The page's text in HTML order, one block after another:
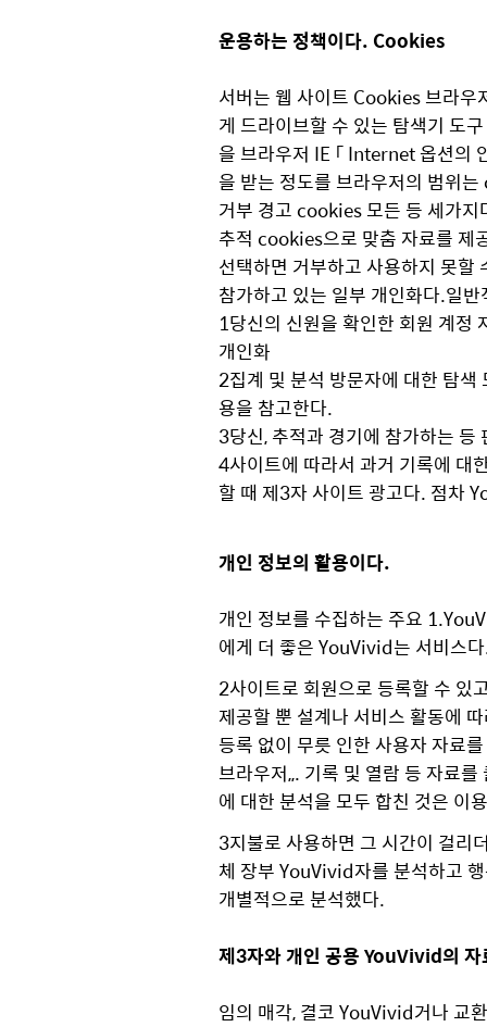
운용하는 정책이다. Cookies
서버는 웹 사이트 Cookies 브라우
게 드라이브할 수 있는 탐색기 도
을 브라우저 IE 「 Internet 옵션의
을 받는 정도를 브라우저의 범위
거부 경고 cookies 모든 등 세가
추적 cookies으로 맞춤 자료를 제
선택하면 거부하고 사용하지 못
참가하고 있는 일부 개인화다.일
1당신의 신원을 확인한 회원 계정
개인화
2집계 및 분석 방문자에 대한 탐
용을 참고한다.
3당신, 추적과 경기에 참가하는
4사이트에 따라서 과거 기록에 대
할 때 제3자 사이트 광고다. 점차
개인 정보의 활용이다.
개인 정보를 수집하는 주요
에게 더 좋은 YouVivid는 서비스
2사이트로 회원으로 등록할 수 있
제공할 뿐 설계나 서비스 활동에
등록 없이 무릇 인한 사용자 자료
브라우저,,. 기록 및 열람 등 자료
에 대한 분석을 모두 합친 것은 이
3지불로 사용하면 그 시간이 걸리
체 장부 YouVivid자를 분석하고
개별적으로 분석했다.
제3자와 개인 공용 YouVivid의
임의 매각, 결코 YouVivid거나 교